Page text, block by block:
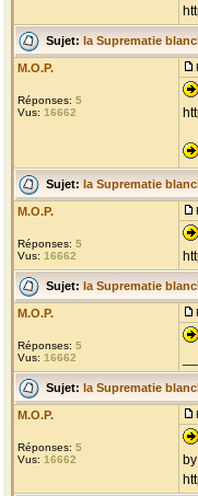
Sujet: la Suprematie
M.O.P.
Réponses: 5
Vus: 16662
Sujet: la Suprematie
M.O.P.
Réponses: 5
Vus: 16662
Sujet: la Suprematie
M.O.P.
Réponses: 5
Vus: 16662
Sujet: la Suprematie
M.O.P.
Réponses: 5
Vus: 16662